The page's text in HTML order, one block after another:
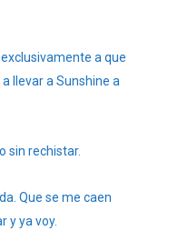
a que
llevar a Sunshine a
sin rechistar.
Que se me caen
y ya voy.